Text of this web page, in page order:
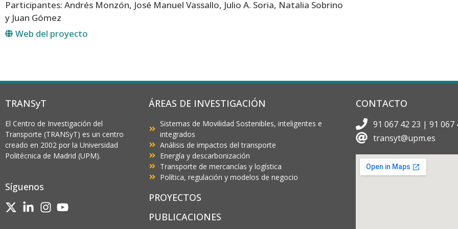
Participantes: Andrés Monzón, José Manuel Vassallo, Julio A. Soria, Natalia Sobrino
y Juan Gómez
Web del proyecto
TRANSyT
El Centro de Investigación del
Transporte (TRANSyT) es un centro
creado en 2002 por la Universidad
Politécnica de Madrid (UPM).
Síguenos
ÁREAS DE INVESTIGACIÓN
Sistemas de Movilidad Sostenibles, inteligentes e
integrados
Análisis de impactos del transporte
Energía y descarbonización
Transporte de mercancías y logística
Política, regulación y modelos de negocio
PROYECTOS
PUBLICACIONES
CONTACTO
91 067 42 23 | 91 067
transyt@upm.es